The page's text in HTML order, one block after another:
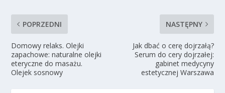
POPRZEDNI
Domowy relaks. Olejki
zapachowe: naturalne olejki
eteryczne do masażu.
Olejek sosnowy
NASTĘPNY
Jak dbać o cerę dojrzałą?
Serum do cery dojrzałej:
gabinet medycyny
estetycznej Warszawa